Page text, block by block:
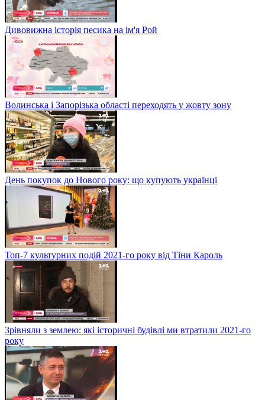
Дивовижна історія песика на ім'я Рой
Волинська і Запорізька області переходять у жовту зону
День покупок до Нового року: що купують українці
Топ-7 культурних подій 2021-го року від Тіни Кароль
Зрівняли з землею: які історичні будівлі ми втратили 2021-го
року